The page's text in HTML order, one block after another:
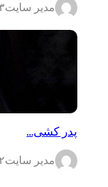
مدیر سایت۳ آبان ۱۴۰۴
پدر کشی…
مدیر سایت۲ مهر ۱۴۰۴